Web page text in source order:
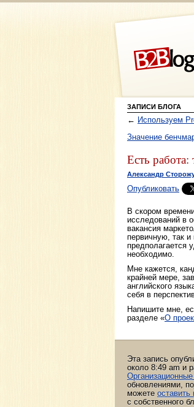
ЗАПИСИ БЛОГА
← Используем
Значение
Есть работа:
Александр
Опубликовать
В скором
исследований в
вакансия
первичную, так
предполагается
необходимо.
Мне кажется,
крайней мере,
английского
себя в
Напишите мне,
разделе «О
Эта запись
около 8:49 am и
обновлениями,
можете оставить
с собственного